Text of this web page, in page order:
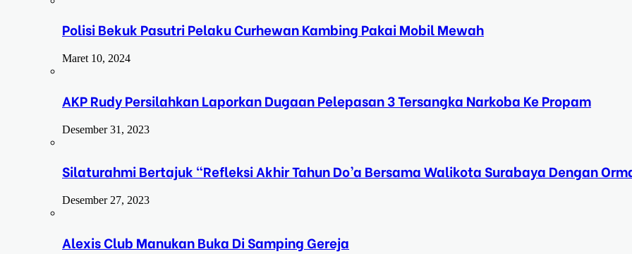
Polisi Bekuk Pasutri Pelaku Curhewan Kambing Pakai Mobil Mewah
Maret 10, 2024
AKP Rudy Persilahkan Laporkan Dugaan Pelepasan 3 Tersangka Narkoba Ke Propam
Desember 31, 2023
Silaturahmi Bertajuk “Refleksi Akhir Tahun Do’a Bersama Walikota Surabaya Dengan
Desember 27, 2023
Alexis Club Manukan Buka Di Samping Gereja